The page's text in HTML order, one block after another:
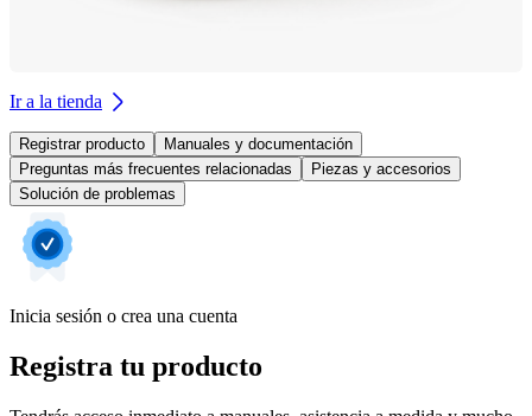
Ir a la tienda
Registrar producto
Manuales y documentación
Preguntas más frecuentes relacionadas
Piezas y accesorios
Solución de problemas
Inicia sesión o crea una cuenta
Registra tu producto